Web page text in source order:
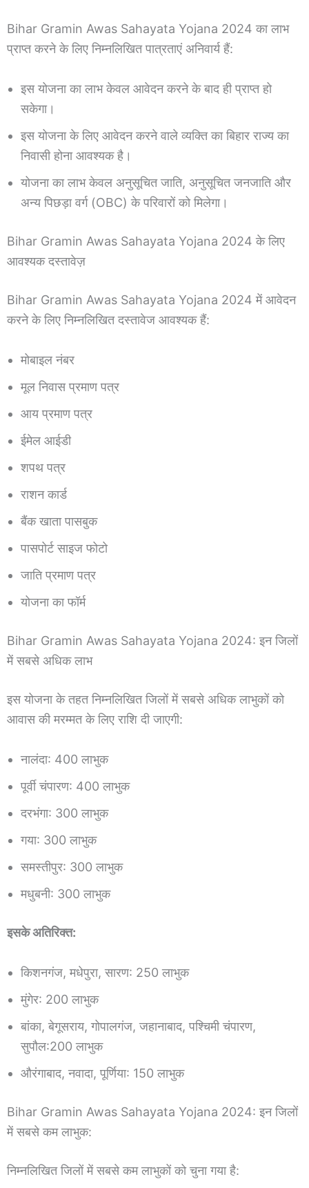
Bihar Gramin Awas Sahayata Yojana 2024 का लाभ
प्राप्त करने के लिए निम्नलिखित पात्रताएं अनिवार्य हैं:
इस योजना का लाभ केवल आवेदन करने के बाद ही प्राप्त हो
सकेगा।
इस योजना के लिए आवेदन करने वाले व्यक्ति का बिहार राज्य का
निवासी होना आवश्यक है।
योजना का लाभ केवल अनुसूचित जाति, अनुसूचित जनजाति और
अन्य पिछड़ा वर्ग (OBC) के परिवारों को मिलेगा।
Bihar Gramin Awas Sahayata Yojana 2024 के लिए
आवश्यक दस्तावेज़
Bihar Gramin Awas Sahayata Yojana 2024 में आवेदन
करने के लिए निम्नलिखित दस्तावेज आवश्यक हैं:
मोबाइल नंबर
मूल निवास प्रमाण पत्र
आय प्रमाण पत्र
ईमेल आईडी
शपथ पत्र
राशन कार्ड
बैंक खाता पासबुक
पासपोर्ट साइज फोटो
जाति प्रमाण पत्र
योजना का फॉर्म
Bihar Gramin Awas Sahayata Yojana 2024: इन जिलों
में सबसे अधिक लाभ
इस योजना के तहत निम्नलिखित जिलों में सबसे अधिक लाभुकों को
आवास की मरम्मत के लिए राशि दी जाएगी:
नालंदा: 400 लाभुक
पूर्वी चंपारण: 400 लाभुक
दरभंगा: 300 लाभुक
गया: 300 लाभुक
समस्तीपुर: 300 लाभुक
मधुबनी: 300 लाभुक
इसके अतिरिक्त:
किशनगंज, मधेपुरा, सारण: 250 लाभुक
मुंगेर: 200 लाभुक
बांका, बेगूसराय, गोपालगंज, जहानाबाद, पश्चिमी चंपारण,
सुपौल:200 लाभुक
औरंगाबाद, नवादा, पूर्णिया: 150 लाभुक
Bihar Gramin Awas Sahayata Yojana 2024: इन जिलों
में सबसे कम लाभुक:
निम्नलिखित जिलों में सबसे कम लाभुकों को चुना गया है: